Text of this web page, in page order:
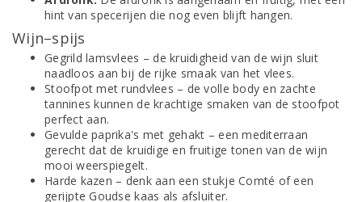
hint van specerijen die nog even blijft hangen.
Wijn–spijs
Gegrild lamsvlees – de kruidigheid van de wijn sluit
naadloos aan bij de rijke smaak van het vlees.
Stoofpot met rundvlees – de volle body en zachte
tannines kunnen de krachtige smaken van de stoofpot
perfect aan.
Gevulde paprika's met gehakt – een mediterraan
gerecht dat de kruidige en fruitige tonen van de wijn
mooi weerspiegelt.
Harde kazen – denk aan een stukje Comté of een
gerijpte Goudse kaas als afsluiter.